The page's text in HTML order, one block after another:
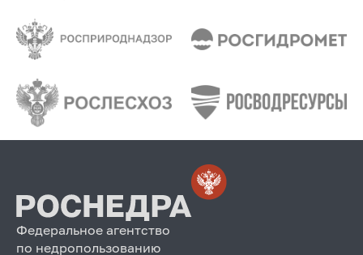
Федеральное агентство
по недропользованию